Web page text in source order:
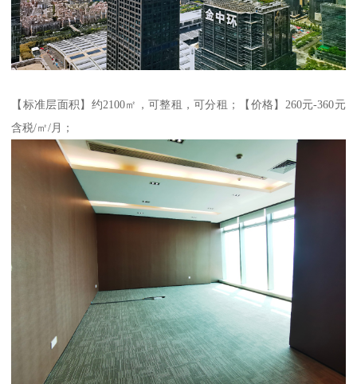
【标准层面积】约2100㎡，可整租，可分租；【价格】260元-360元
含税/㎡/月；